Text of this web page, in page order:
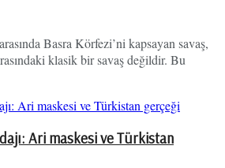
Basra Körfezi’ni kapsayan savaş,
klasik bir savaş değildir. Bu
Ari maskesi ve Türkistan